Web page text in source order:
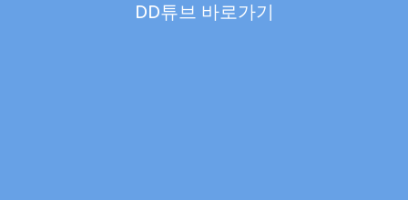
DD튜브 바로가기